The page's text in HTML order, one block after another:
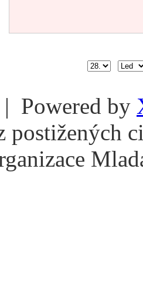
| Powered by
postižených